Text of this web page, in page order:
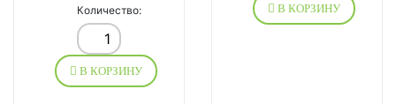
Количество:
В КОРЗИНУ
В КОРЗИНУ